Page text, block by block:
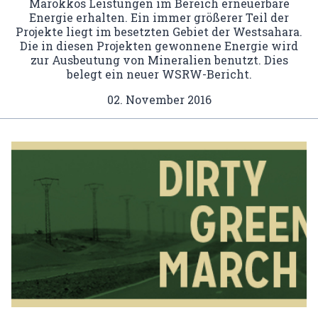
Marokkos Leistungen im Bereich erneuerbare
Energie erhalten. Ein immer größerer Teil der
Projekte liegt im besetzten Gebiet der Westsahara.
Die in diesen Projekten gewonnene Energie wird
zur Ausbeutung von Mineralien benutzt. Dies
belegt ein neuer WSRW-Bericht.
02. November 2016